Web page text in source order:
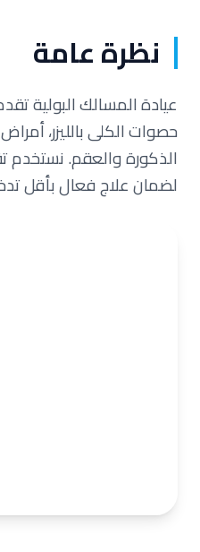
نظرة عامة
عيادة المسالك البولية
حصوات الكلى بالليزر،
الذكورة والعقم. نستخدم
لضمان علاج فعال بأقل